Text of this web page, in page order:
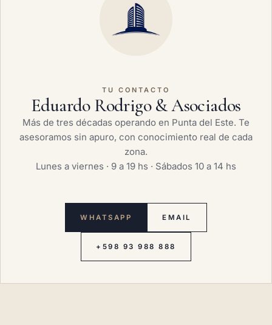
TU CONTACTO
Eduardo Rodrigo & Asociados
Más de tres décadas operando en Punta del Este. Te
asesoramos sin apuro, con conocimiento real de cada
zona.
Lunes a viernes · 9 a 19 hs · Sábados 10 a 14 hs
WHATSAPP EMAIL
+598 93 988 888